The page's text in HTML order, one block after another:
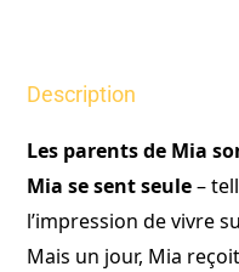
Description
Les parents de Mia
Mia se sent seule–
l’impression de vivre
Mais un jour, Mia